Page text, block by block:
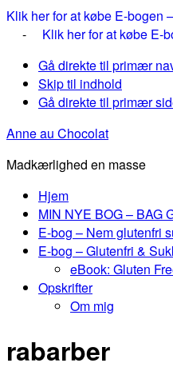
Klik her for at købe E-bogen
- Klik her for at købe E-
Gå direkte til primær
Skip til indhold
Gå direkte til primær
Anne au Chocolat
Madkærlighed en masse
Hjem
MIN NYE BOG – BAG
E-bog – Nem glutenfri
E-bog – Glutenfri &
eBook: Gluten
Opskrifter
Om mig
rabarber